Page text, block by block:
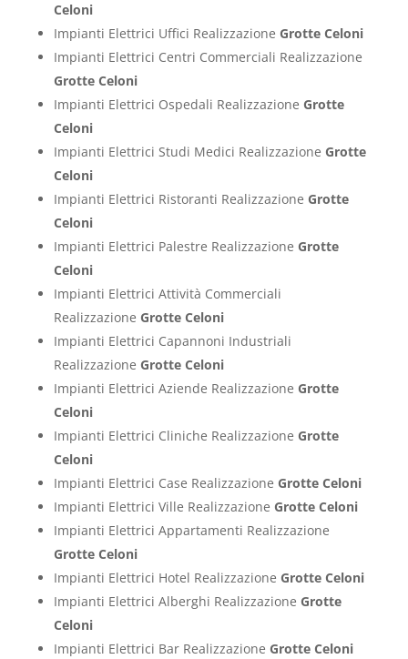
Celoni
Impianti Elettrici Uffici Realizzazione Grotte Celoni
Impianti Elettrici Centri Commerciali Realizzazione
Grotte Celoni
Impianti Elettrici Ospedali Realizzazione Grotte
Celoni
Impianti Elettrici Studi Medici Realizzazione Grotte
Celoni
Impianti Elettrici Ristoranti Realizzazione Grotte
Celoni
Impianti Elettrici Palestre Realizzazione Grotte
Celoni
Impianti Elettrici Attività Commerciali
Realizzazione Grotte Celoni
Impianti Elettrici Capannoni Industriali
Realizzazione Grotte Celoni
Impianti Elettrici Aziende Realizzazione Grotte
Celoni
Impianti Elettrici Cliniche Realizzazione Grotte
Celoni
Impianti Elettrici Case Realizzazione Grotte Celoni
Impianti Elettrici Ville Realizzazione Grotte Celoni
Impianti Elettrici Appartamenti Realizzazione
Grotte Celoni
Impianti Elettrici Hotel Realizzazione Grotte Celoni
Impianti Elettrici Alberghi Realizzazione Grotte
Celoni
Impianti Elettrici Bar Realizzazione Grotte Celoni